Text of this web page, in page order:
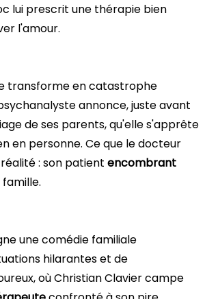
lui prescrit une thérapie bien
l'amour.
transforme en catastrophe
annonce, juste avant
de ses parents, qu'elle s'apprête
en personne. Ce que le docteur
: son patient encombrant
une comédie familiale
hilarantes et de
où Christian Clavier campe